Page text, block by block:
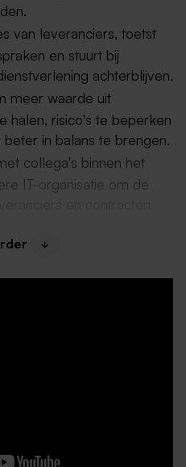
van leveranciers, toetst
en stuurt bij
achterblijven.
meer waarde uit
halen, risico's te beperken
in balans te brengen.
collega's binnen het
IT-organisatie om de
evt. thuiswerkvergoeding;